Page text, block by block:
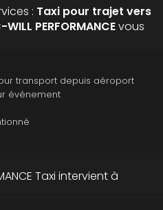
: Taxi pour trajet vers
PERFORMANCEvous
transport depuis aéroport
événement
Taxi intervient à